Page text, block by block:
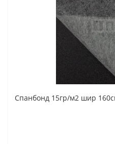
Спанбонд 15гр/м2 шир